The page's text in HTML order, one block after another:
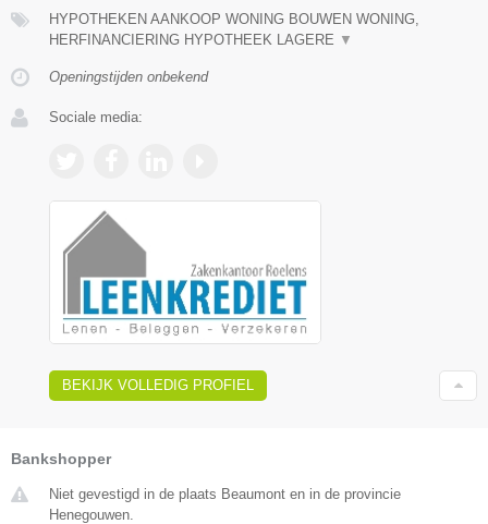
HYPOTHEKEN AANKOOP WONING BOUWEN WONING,
HERFINANCIERING HYPOTHEEK LAGERE ▼
Openingstijden onbekend
Sociale media:
BEKIJK VOLLEDIG PROFIEL
Bankshopper
Niet gevestigd in de plaats Beaumont en in de provincie
Henegouwen.